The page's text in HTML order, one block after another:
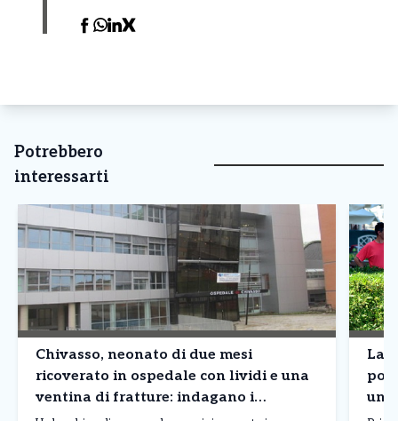
Potrebbero
interessarti
Chivasso, neonato di due mesi
ricoverato in ospedale con lividi e una
ventina di fratture: indagano i
poi
uno